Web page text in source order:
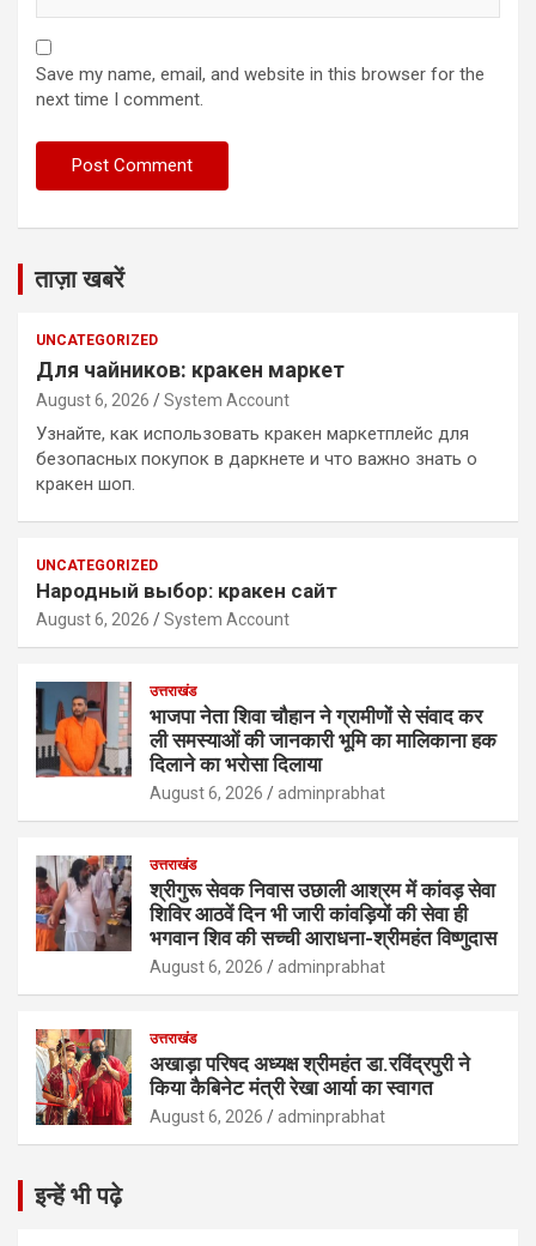
Save my name, email, and website in this browser for the
next time I comment.
ताज़ा खबरें
UNCATEGORIZED
Для чайников: кракен маркет
August 6, 2026 System Account
Узнайте, как использовать кракен маркетплейс для
безопасных покупок в даркнете и что важно знать о
кракен шоп.
UNCATEGORIZED
Народный выбор: кракен сайт
August 6, 2026 System Account
उत्तराखंड
भाजपा नेता शिवा चौहान ने ग्रामीणों से संवाद कर
ली समस्याओं की जानकारी भूमि का मालिकाना हक
दिलाने का भरोसा दिलाया
August 6, 2026 adminprabhat
उत्तराखंड
श्रीगुरू सेवक निवास उछाली आश्रम में कांवड़ सेवा
शिविर आठवें दिन भी जारी कांवड़ियों की सेवा ही
भगवान शिव की सच्ची आराधना-श्रीमहंत विष्णुदास
August 6, 2026 adminprabhat
उत्तराखंड
अखाड़ा परिषद अध्यक्ष श्रीमहंत डा.रविंद्रपुरी ने
किया कैबिनेट मंत्री रेखा आर्या का स्वागत
August 6, 2026 adminprabhat
इन्हें भी पढ़े